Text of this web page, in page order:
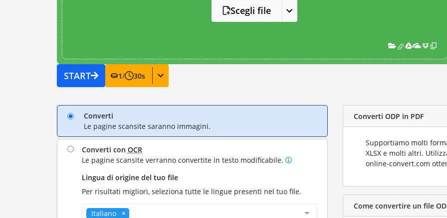
Scegli file
START 1/ 30s
Converti
Le pagine scansite saranno immagini.
Converti con OCR
Le pagine scansite verranno convertite in testo modificabile.
Lingua di origine del tuo file
Per risultati migliori, seleziona tutte le lingue presenti nel tuo file.
Italiano
Converti ODP in PDF
Supportiamo molti
XLSX e molti altri.
online-convert.com
Come convertire un file